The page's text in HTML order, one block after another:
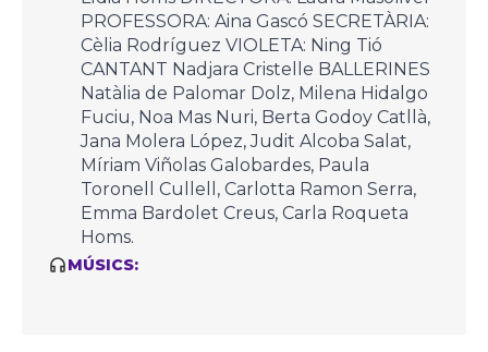
PROFESSORA: Aina Gascó SECRETÀRIA:
Cèlia Rodríguez VIOLETA: Ning Tió
CANTANT Nadjara Cristelle BALLERINES
Natàlia de Palomar Dolz, Milena Hidalgo
Fuciu, Noa Mas Nuri, Berta Godoy Catllà,
Jana Molera López, Judit Alcoba Salat,
Míriam Viñolas Galobardes, Paula
Toronell Cullell, Carlotta Ramon Serra,
Emma Bardolet Creus, Carla Roqueta
Homs.
MÚSICS: